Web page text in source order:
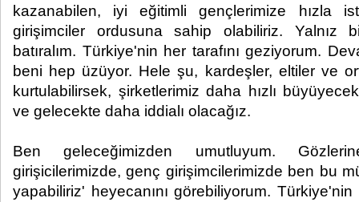
kazanabilen, iyi eğitimli gençlerimize hızla
girişimciler ordusuna sahip olabiliriz. Yalnız
batıralım. Türkiye'nin her tarafını geziyorum.
beni hep üzüyor. Hele şu, kardeşler, eltiler ve
kurtulabilirsek, şirketlerimiz daha hızlı
ve gelecekte daha iddialı olacağız.
Ben geleceğimizden umutluyum.
girişicilerimizde, genç girişimcilerimizde ben bu
yapabiliriz' heyecanını görebiliyorum.